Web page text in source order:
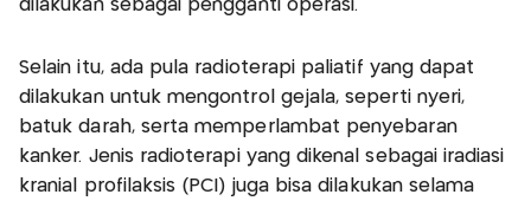
dilakukan sebagai pengganti operasi.
Selain itu, ada pula radioterapi paliatif yang dapat
dilakukan untuk mengontrol gejala, seperti nyeri,
batuk darah, serta memperlambat penyebaran
kanker. Jenis radioterapi yang dikenal sebagai iradiasi
kranial profilaksis (PCI) juga bisa dilakukan selama